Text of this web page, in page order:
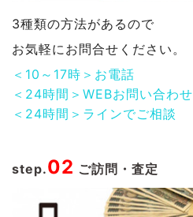
3種類の方法があるので
お気軽にお問合せください。
＜10～17時＞お電話
＜24時間＞WEBお問い合わせ
＜24時間＞ラインでご相談
step.02 ご訪問・査定